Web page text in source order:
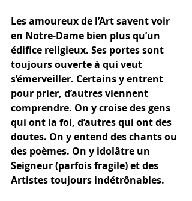
Les amoureux de l’Art savent voir
en Notre-Dame bien plus qu’un
édifice religieux. Ses portes sont
toujours ouverte à qui veut
s’émerveiller. Certains y entrent
pour prier, d’autres viennent
comprendre. On y croise des gens
qui ont la foi, d’autres qui ont des
doutes. On y entend des chants ou
des poèmes. On y idolâtre un
Seigneur (parfois fragile) et des
Artistes toujours indétrônables.